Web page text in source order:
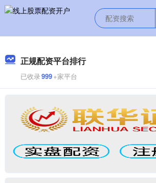
正规配资平台排行
已收录999+家平台